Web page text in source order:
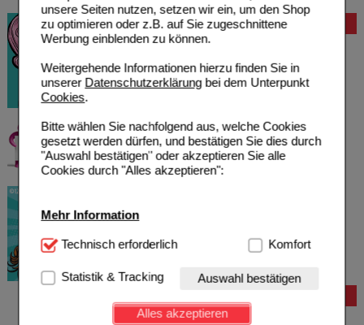
unsere Seiten nutzen, setzen wir ein, um den Shop
zu optimieren oder z.B. auf Sie zugeschnittene
Werbung einblenden zu können.
Weitergehende Informationen hierzu finden Sie in
unserer Datenschutzerklärungbei dem Unterpunkt
Cookies.
Bitte wählen Sie nachfolgend aus, welche Cookies
gesetzt werden dürfen, und bestätigen Sie dies durch
"Auswahl bestätigen" oder akzeptieren Sie alle
Cookies durch "Alles akzeptieren":
Mehr Information
Technisch Notwendig:Hierbei handelt es sich um
Website notwendig sind (z.B. Navigation, Warenkorb,
Kundenkonto), weshalb auf diese nicht verzichtet
werden kann.
Technisch erforderlich Komfort
Statistik & Tracking Auswahl bestätigen
Alles akzeptieren
Bewertung
Hilfe zur Anmeldung